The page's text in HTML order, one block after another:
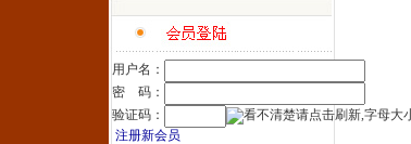
用户名：
密 码：
验证码：
注册新会员